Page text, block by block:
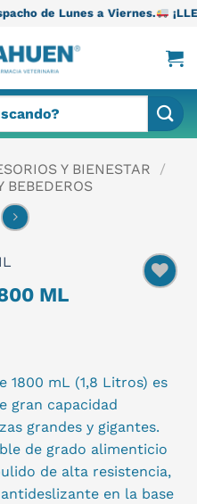
a Viernes. ¡LLEGAMOS A
Y BIENESTAR
/
BEBEDEROS
ML
1800 mL (1,8 Litros) es
gran capacidad
grandes y gigantes.
de grado alimenticio
de alta resistencia,
en la base